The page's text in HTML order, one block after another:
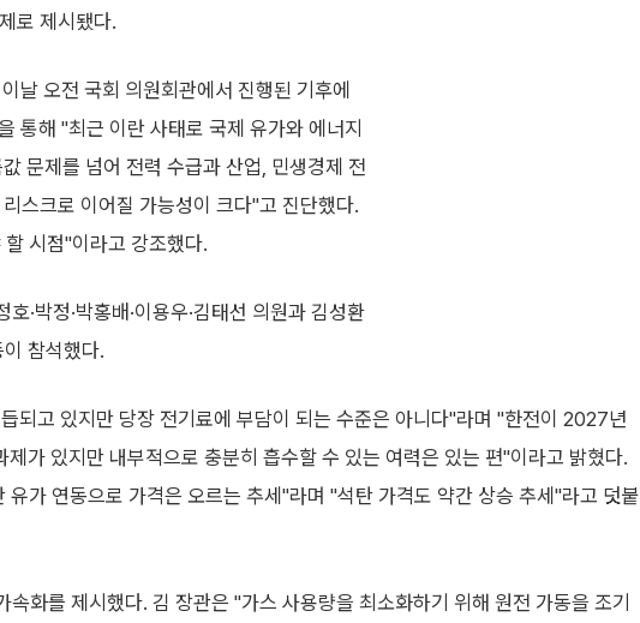
로 제시됐다.
날 오전 국회 의원회관에서 진행된 기후에
통해 "최근 이란 사태로 국제 유가와 에너지
문제를 넘어 전력 수급과 산업, 민생경제 전
스크로 이어질 가능성이 크다"고 진단했다.
시점"이라고 강조했다.
·박정·박홍배·이용우·김태선 의원과 김성환
참석했다.
되고 있지만 당장 전기료에 부담이 되는 수준은 아니다"라며 "한전이 2027년
가 있지만 내부적으로 충분히 흡수할 수 있는 여력은 있는 편"이라고 밝혔다.
가 연동으로 가격은 오르는 추세"라며 "석탄 가격도 약간 상승 추세"라고 덧붙
화를 제시했다. 김 장관은 "가스 사용량을 최소화하기 위해 원전 가동을 조기